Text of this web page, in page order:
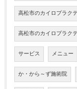
高松市のカイロプラク
高松市のカイロプラク
サービス メニュー
か・から～ず施術院